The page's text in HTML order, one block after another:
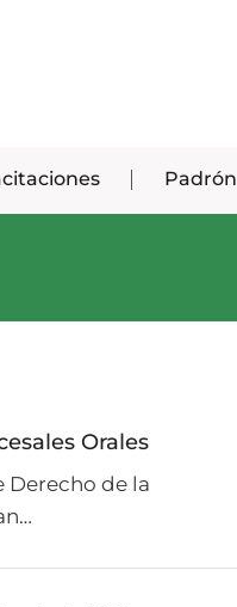
Padrón
Orales
Derecho de la